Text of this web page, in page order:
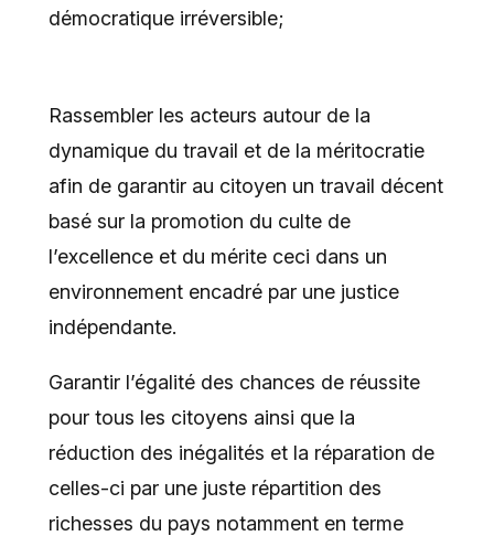
démocratique irréversible;
Rassembler les acteurs autour de la
dynamique du travail et de la méritocratie
afin de garantir au citoyen un travail décent
basé sur la promotion du culte de
l’excellence et du mérite ceci dans un
environnement encadré par une justice
indépendante.
Garantir l’égalité des chances de réussite
pour tous les citoyens ainsi que la
réduction des inégalités et la réparation de
celles-ci par une juste répartition des
richesses du pays notamment en terme